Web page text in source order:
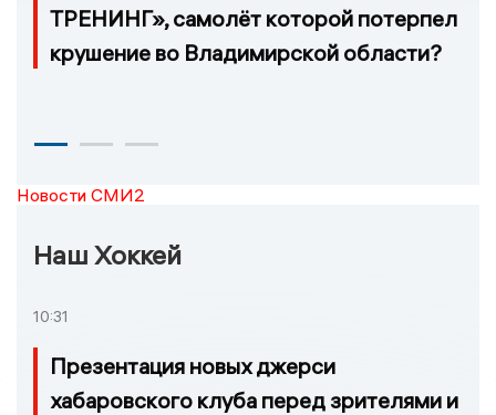
ТРЕНИНГ», самолёт которой потерпел
крушение во Владимирской области?
Новости СМИ2
Наш Хоккей
10:31
Презентация новых джерси
хабаровского клуба перед зрителями и